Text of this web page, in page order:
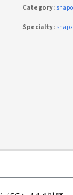
Category:
Specialty: snapx